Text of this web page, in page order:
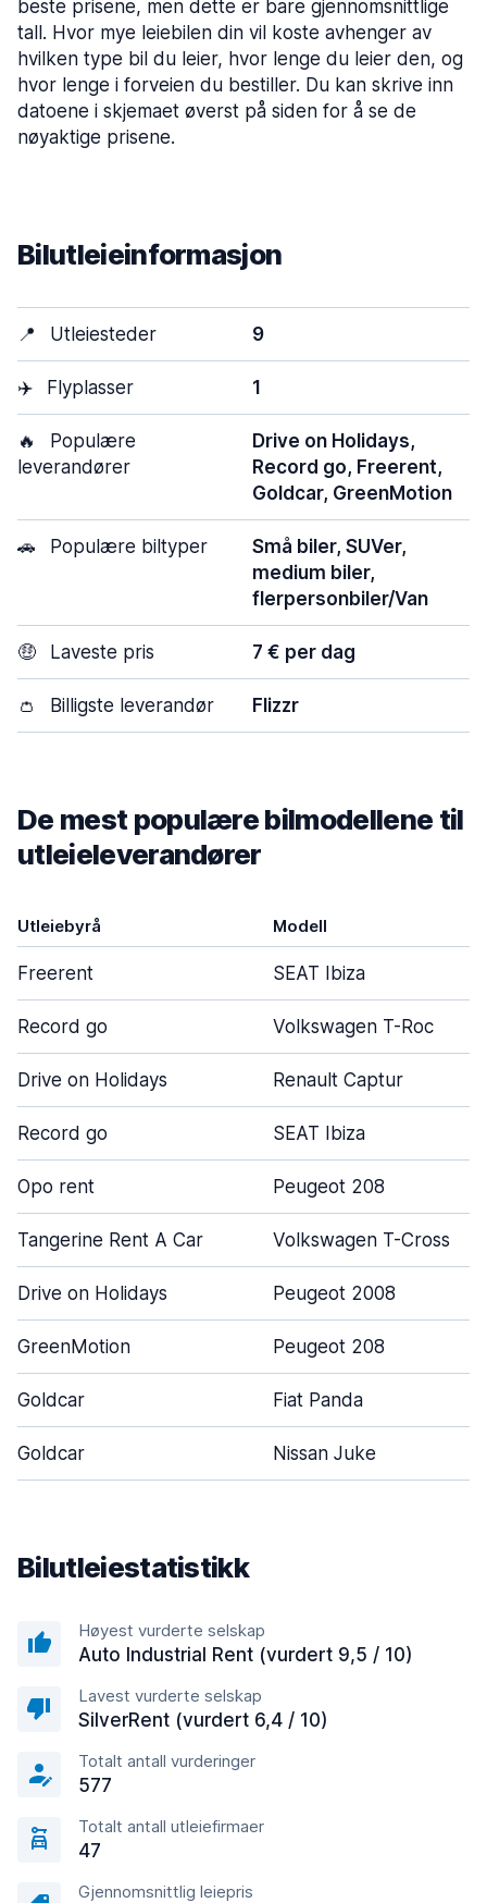
beste prisene, men dette er bare gjennomsnittlige
tall. Hvor mye leiebilen din vil koste avhenger av
hvilken type bil du leier, hvor lenge du leier den, og
hvor lenge i forveien du bestiller. Du kan skrive inn
datoene i skjemaet øverst på siden for å se de
nøyaktige prisene.
Bilutleieinformasjon
📍 Utleiesteder 9
✈️ Flyplasser 1
🔥
Populære
leverandører
Drive on Holidays,
Record go, Freerent,
Goldcar, GreenMotion
🚗 Populære biltyper
Små biler, SUVer,
medium biler,
flerpersonbiler/Van
🤑 Laveste pris 7 € per dag
👛 Billigste leverandør Flizzr
De mest populære bilmodellene til
utleieleverandører
Utleiebyrå Modell
Freerent SEAT Ibiza
Record go Volkswagen T-Roc
Drive on Holidays Renault Captur
Record go SEAT Ibiza
Opo rent Peugeot 208
Tangerine Rent A Car Volkswagen T-Cross
Drive on Holidays Peugeot 2008
GreenMotion Peugeot 208
Goldcar Fiat Panda
Goldcar Nissan Juke
Bilutleiestatistikk
Høyest vurderte selskap
Auto Industrial Rent (vurdert 9,5 / 10)
Lavest vurderte selskap
SilverRent (vurdert 6,4 / 10)
Totalt antall vurderinger
577
Totalt antall utleiefirmaer
47
Gjennomsnittlig leiepris